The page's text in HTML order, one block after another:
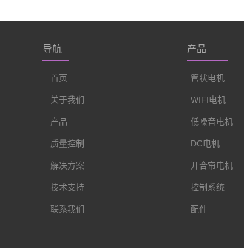
导航
首页
关于我们
产品
质量控制
解决方案
技术支持
联系我们
产品
管状电机
WIFI电机
低噪音电机
DC电机
开合帘电机
控制系统
配件